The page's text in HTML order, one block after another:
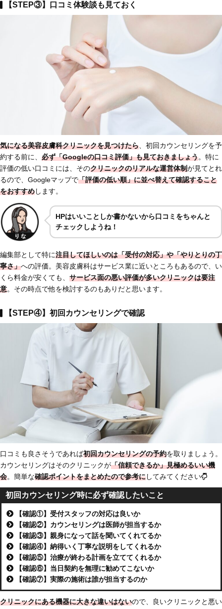
【STEP③】口コミ体験談も見ておく
気になる美容皮膚科クリニックを見つけたら、初回カウンセリングを予
約する前に、 必ず「Googleの口コミ評価」も見ておきましょう。特に
評価の低い口コミには、そのクリニックのリアルな運営体制が見てとれ
るので、Googleマップで「評価の低い順」に並べ替えて確認すること
をおすすめします。
HPはいいことしか書かないから口コミをちゃんと
チェックしようね！
編集部として特に注目してほしいのは「受付の対応」や「やりとりの丁
寧さ」への評価。美容皮膚科はサービス業に近いところもあるので、い
くら料金が安くても、 サービス面の悪い評価が多いクリニックは要注
意。その時点で他を検討するのもありだと思います。
【STEP④】初回カウンセリングで確認
口コミも良さそうであれば初回カウンセリングの予約を取りましょう。
カウンセリングはそのクリニックが「信頼できるか」見極めるいい機
会。簡単な確認ポイントをまとめたので参考にしてみてください
初回カウンセリング時に必ず確認したいこと
【確認①】受付スタッフの対応は良いか
【確認②】カウンセリングは医師が担当するか
【確認③】親身になって話を聞いてくれてるか
【確認④】納得いく丁寧な説明をしてくれるか
【確認⑤】治療が終わる計画を立ててくれるか
【確認⑥】当日契約を無理に勧めてこないか
【確認⑦】実際の施術は誰が担当するのか
クリニックにある機器に大きな違いはないので、良いクリニックと悪い